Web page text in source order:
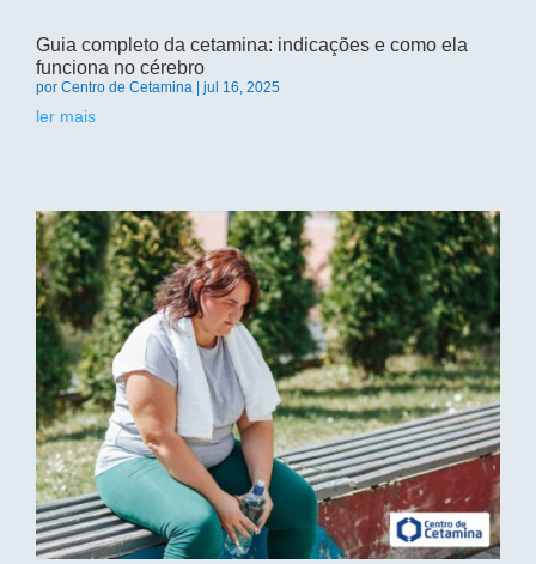
Guia completo da cetamina: indicações e como ela
funciona no cérebro
por Centro de Cetamina jul 16, 2025
ler mais